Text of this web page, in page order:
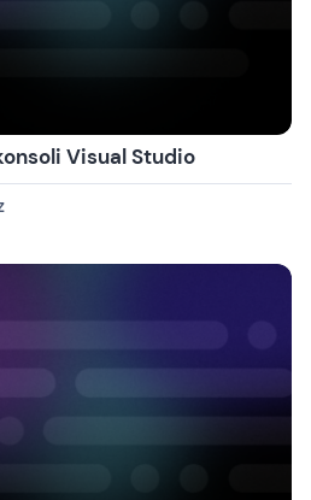
Visual Studio